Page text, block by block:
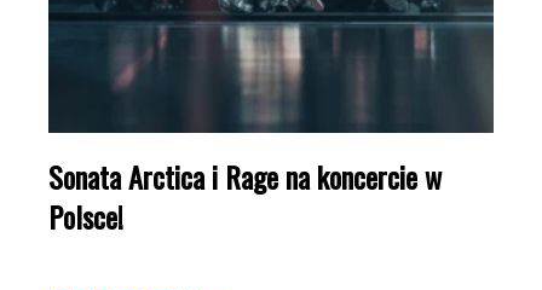
Sonata Arctica i Rage na koncercie w
Polsce!